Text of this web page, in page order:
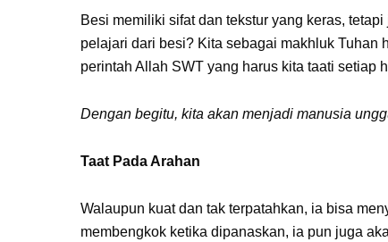
Besi memiliki sifat dan tekstur yang keras,
pelajari dari besi? Kita sebagai makhluk Tuhan
perintah Allah SWT yang harus kita taati setiap
Dengan begitu, kita akan menjadi manusia
Taat Pada Arahan
Walaupun kuat dan tak terpatahkan, ia bisa
membengkok ketika dipanaskan, ia pun juga